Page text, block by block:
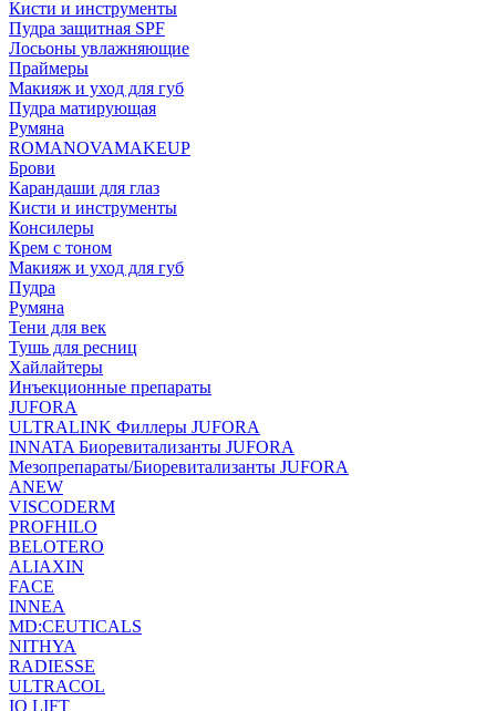
Кисти и инструменты
Пудра защитная SPF
Лосьоны увлажняющие
Праймеры
Макияж и уход для губ
Пудра матирующая
Румяна
ROMANOVAMAKEUP
Брови
Карандаши для глаз
Кисти и инструменты
Консилеры
Крем с тоном
Макияж и уход для губ
Пудра
Румяна
Тени для век
Тушь для ресниц
Хайлайтеры
Инъекционные препараты
JUFORA
ULTRALINK Филлеры JUFORA
INNATA Биоревитализанты JUFORA
Мезопрепараты/Биоревитализанты JUFORA
ANEW
VISCODERM
PROFHILO
BELOTERO
ALIAXIN
FACE
INNEA
MD:CEUTICALS
NITHYA
RADIESSE
ULTRACOL
IQ LIFT